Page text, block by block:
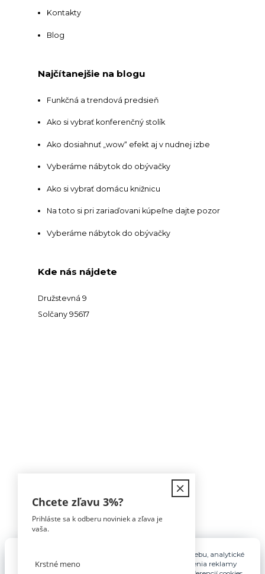
Kontakty
Blog
Najčítanejšie na blogu
Funkčná a trendová predsieň
Ako si vybrať konferenčný stolík
Ako dosiahnuť „wow“ efekt aj v nudnej izbe
Vyberáme nábytok do obývačky
Ako si vybrať domácu knižnicu
Na toto si pri zariaďovani kúpeľne dajte pozor
Vyberáme nábytok do obývačky
Kde nás nájdete
Družstevná 9
Solčany 95617
Tomáš Hula
Pre základnú funkčnosť, spríjemnenie používania webu, analytické
účely a v prípade udelenia súhlasu aj na účely cielenia reklamy
Chcete zľavu 3%?
Prihláste sa k odberu noviniek a zľava je
vaša.